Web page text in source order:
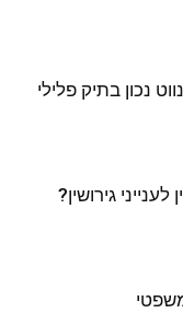
נכון בתיק פלילי
גירושין?